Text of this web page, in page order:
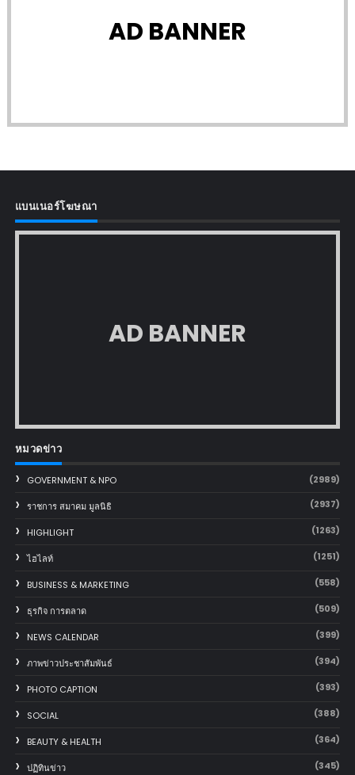
AD BANNER
แบนเนอร์โฆษณา
AD BANNER
หมวดข่าว
GOVERNMENT & NPO (2989)
ราชการ สมาคม มูลนิธิ (2937)
HIGHLIGHT (1263)
ไฮไลท์ (1251)
BUSINESS & MARKETING (558)
ธุรกิจ การตลาด (509)
NEWS CALENDAR (399)
ภาพข่าวประชาสัมพันธ์ (394)
PHOTO CAPTION (393)
SOCIAL (388)
BEAUTY & HEALTH (364)
ปฏิทินข่าว (345)